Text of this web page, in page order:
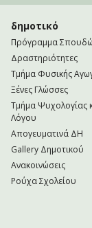
δημοτικό
Πρόγραμμα
Δραστηριότητες
Τμήμα Φυσικής
Ξένες Γλώσσες
Τμήμα Ψυχολογίας
Λόγου
Απογευματινά ΔΗ
Gallery Δημοτικού
Ανακοινώσεις
Ρούχα Σχολείου